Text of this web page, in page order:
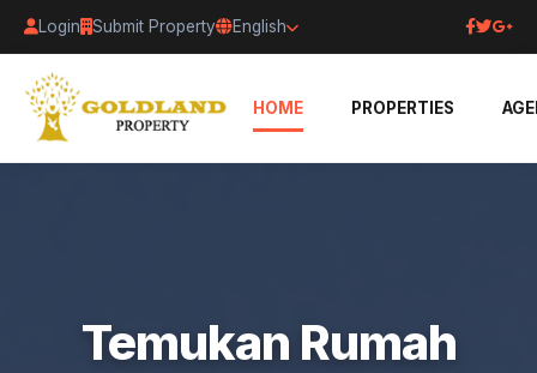
Login Submit Property English
HOME PROPERTIES
Temukan Rumah